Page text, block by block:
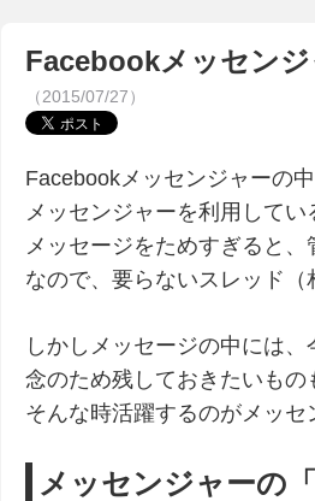
Facebookメッセン
（2015/07/27）
Facebookメッセンジャーの
メッセンジャーを利用して
メッセージをためすぎると
なので、要らないスレッド
しかしメッセージの中には
念のため残しておきたいもの
そんな時活躍するのがメッセ
メッセンジャーの